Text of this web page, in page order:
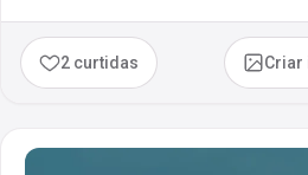
2 curtidas Criar